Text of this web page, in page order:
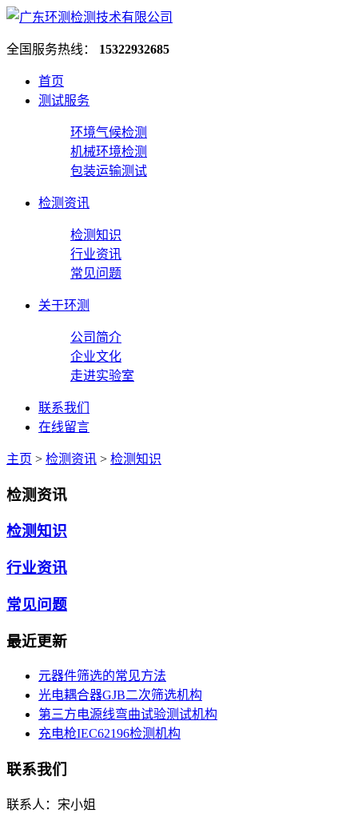
全国服务热线： 15322932685
首页
测试服务
环境气候检测
机械环境检测
包装运输测试
检测资讯
检测知识
行业资讯
常见问题
关于环测
公司简介
企业文化
走进实验室
联系我们
在线留言
主页 > 检测资讯 > 检测知识
检测资讯
检测知识
行业资讯
常见问题
最近更新
元器件筛选的常见方法
光电耦合器GJB二次筛选机构
第三方电源线弯曲试验测试机构
充电枪IEC62196检测机构
联系我们
联系人：宋小姐